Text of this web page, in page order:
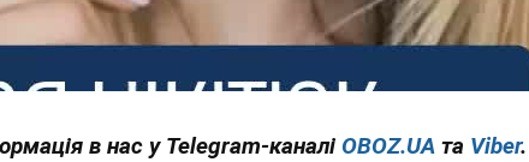
в нас у Telegram-каналі OBOZ.UA та Viber.